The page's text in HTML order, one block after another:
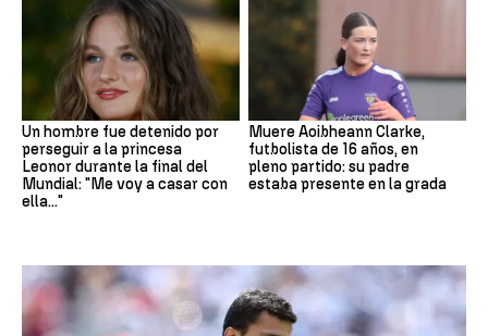
Un hombre fue detenido por
perseguir a la princesa
Leonor durante la final del
Mundial: "Me voy a casar con
ella..."
Muere Aoibheann Clarke,
futbolista de 16 años, en
pleno partido: su padre
estaba presente en la grada